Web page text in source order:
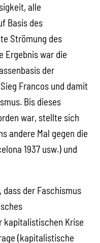
alle
Basis des
Strömung des
Ergebnis war die
der
Francos und damit
Bis dieses
war, stellte sich
andere Mal gegen die
1937 usw.) und
der Faschismus
kapitalistischen Krise
(kapitalistische